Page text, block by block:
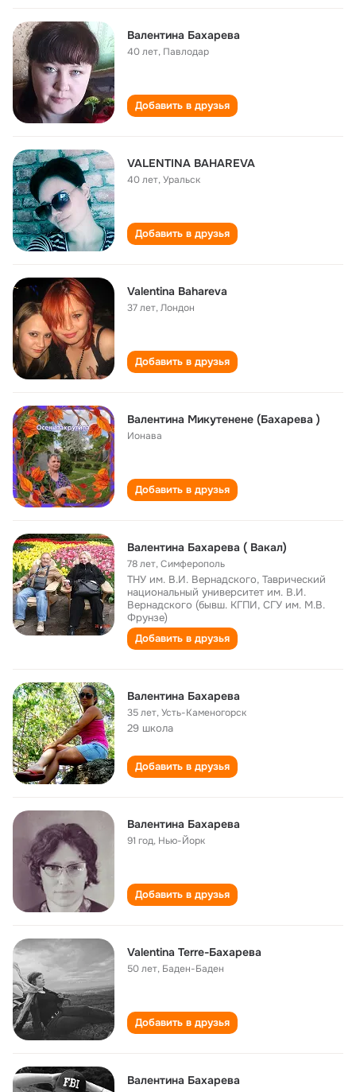
Валентина Бахарева
40 лет, Павлодар
Добавить в друзья
VALENTINA BAHAREVA
40 лет,Уральск
Добавить в друзья
Valentina Bahareva
37 лет,Лондон
Добавить в друзья
Валентина Микутенене (Бахарева )
Ионава
Добавить в друзья
Валентина Бахарева ( Вакал)
78 лет,Симферополь
ТНУ им. В.И. Вернадского, Таврический
национальный университет им. В.И.
Вернадского (бывш. КГПИ, СГУ им. М.В.
Фрунзе)
Добавить в друзья
Валентина Бахарева
35 лет,Усть-Каменогорск
29 школа
Добавить в друзья
Валентина Бахарева
91 год, Нью-Йорк
Добавить в друзья
Valentina Terre-Бахарева
50 лет, Баден-Баден
Добавить в друзья
Валентина Бахарева